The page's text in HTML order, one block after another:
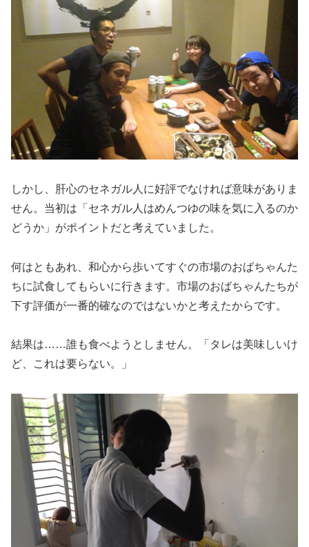
しかし、肝心のセネガル人に好評でなければ意味がありま
せん。当初は「セネガル人はめんつゆの味を気に入るのか
どうか」がポイントだと考えていました。
何はともあれ、和心から歩いてすぐの市場のおばちゃんた
ちに試食してもらいに行きます。市場のおばちゃんたちが
下す評価が一番的確なのではないかと考えたからです。
結果は……誰も食べようとしません。「タレは美味しいけ
ど、これは要らない。」